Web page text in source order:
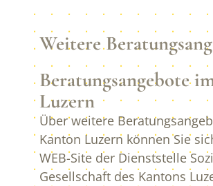
Weitere
Beratungsangebote
Luzern
Über weitere
Kanton Luzern können Sie
WEB-Site der Dienststelle
Gesellschaft des Kantons